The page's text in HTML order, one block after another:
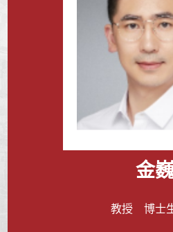
金
教授 博士